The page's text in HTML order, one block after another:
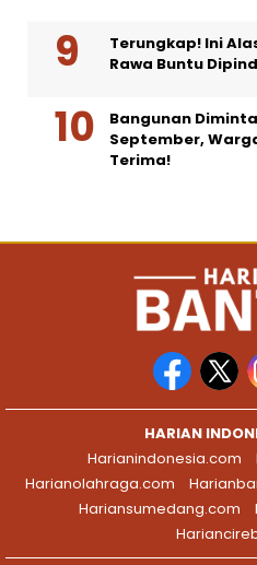
Terungkap! Ini
Rawa Buntu
Bangunan
September,
Terima!
HARIAN
Harianindonesia.com
Harianolahraga.com
Hariansumedang.com